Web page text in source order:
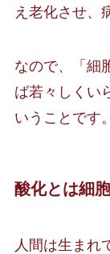
え老化させ、
なので、「細
ば若々しくい
いうことです。
酸化とは細
人間は生まれ